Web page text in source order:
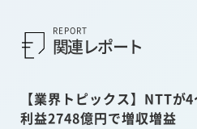
REPORT
関連レポート
【業界トピックス】NTTが
利益2748億円で増収増益